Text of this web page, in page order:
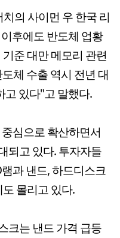
의 사이먼 우 한국 리
후에도 반도체 업황
준 대만 메모리 관련
체 수출 역시 전년 대
고 있다"고 말했다.
심으로 확산하면서
되고 있다. 투자자들
과 낸드, 하드디스크
몰리고 있다.
크는 낸드 가격 급등